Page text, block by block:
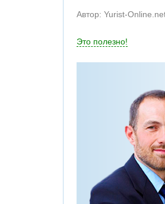
Автор: Yurist-
Это полезно!